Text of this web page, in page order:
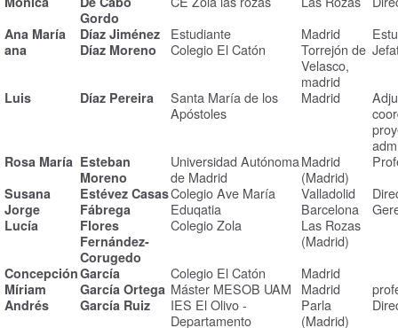
Gordo
Ana María Díaz Jiménez Estudiante Madrid
ana Díaz Moreno Colegio El Catón
Torrejón de
Velasco,
madrid
Luis Díaz Pereira
Santa María de los
Apóstoles
Madrid
Rosa María Esteban
Moreno
Universidad Autónoma
de Madrid
Madrid
(Madrid)
Susana Estévez CasasColegio Ave María Valladolid
Jorge Fábrega Eduqatia Barcelona
Lucía
Flores
Fernández-
Corugedo
Colegio Zola
Las Rozas
(Madrid)
ConcepciónGarcía Colegio El Catón Madrid
Míriam García Ortega Máster MESOB UAM Madrid
Andrés García Ruiz
IES El Olivo -
Departamento
Parla
(Madrid)